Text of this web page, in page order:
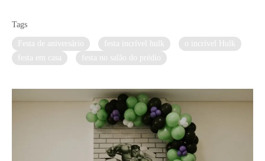
Tags
Festa de aniversário festa incrível hulk
o incrível Hulk
festa em casa
festa no salão do prédio